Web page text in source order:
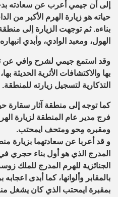
إلى أن جيمي أعرب عن سعادته
حياته هو زيارة الهرم الأكبر من
بناءه. ثم توجهت الزيارة إلى
الهول، ومعبد الوادي، وأبدي
وقد استمع جيمي لشرح وافي عن
بها والاكتشافات الأثرية الحديثة
التذكارية لتسجيل زيارته للمنطقة.
كما توجه إلى منطقة آثار سقارة
فرج مدير عام المنطقة لزيارة
ومقبره مِحو ومتحف ايمحتب.
و قد أعربا عن سعادتهما بزيارة
المدرج الذي هو أول بناء حجري
الجنائزية للهرم المدرج للملك
بالمقابر وألوانها، كما أبدى
بمقبرة ايمحتب الذي كان يشغل